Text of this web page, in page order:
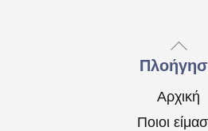
Back
To
Top
Αρχική
Ποιοι